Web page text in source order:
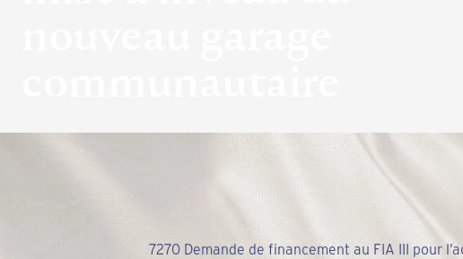
7270 Demande de financement au FIA III pour